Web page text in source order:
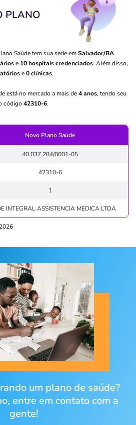
PLANO
Saúde tem sua sede emSalvador/BA
e 10 hospitais credenciados. Além disso,
e0 clínicas.
está no mercado a mais de4 anos, tendo seu
código 42310-6.
Novo Plano Saúde
40.037.284/0001-05
42310-6
1
INTEGRAL ASSISTENCIA MEDICA LTDA
um plano de saúde?
entre em contato com a
gente!